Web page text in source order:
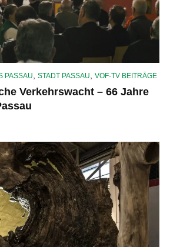
PASSAU STADT PASSAU VOF-TV BEITRÄGE
Verkehrswacht – 66 Jahre